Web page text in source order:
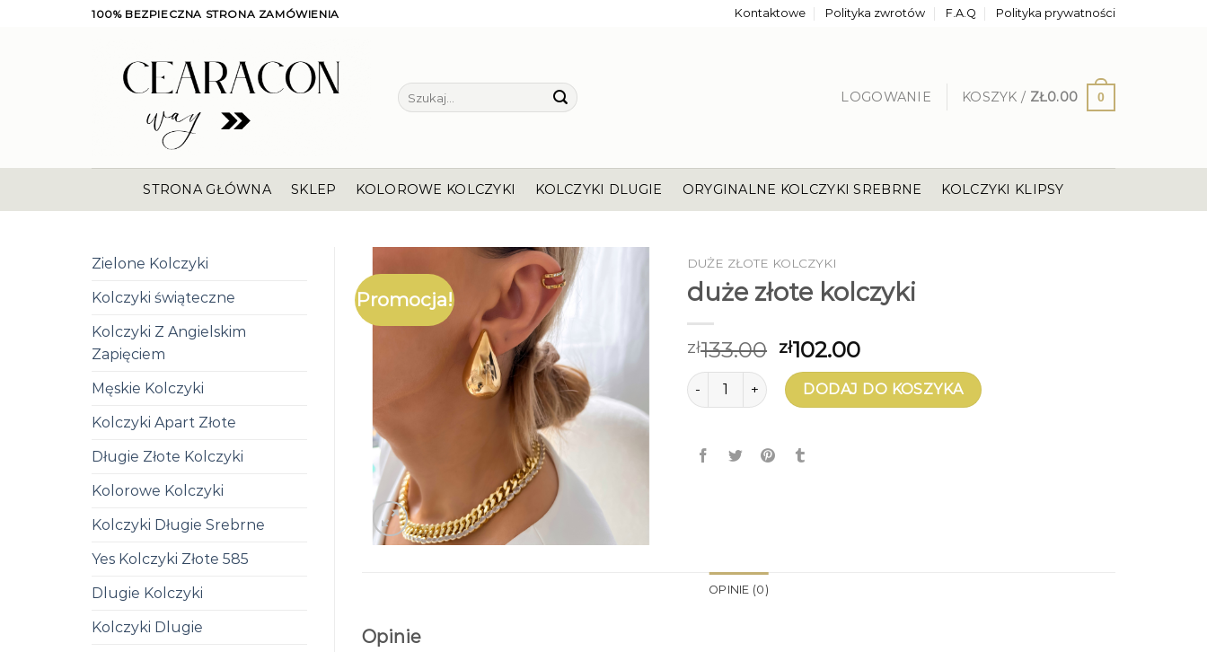
100% BEZPIECZNA STRONA ZAMÓWIENIA Kontaktowe Polityka zwrotów F.A.Q Polityka prywatności
Szukaj: LOGOWANIE KOSZYK / ZŁ0.00 0
STRONA GŁÓWNA SKLEP KOLOROWE KOLCZYKI KOLCZYKI DLUGIE ORYGINALNE KOLCZYKI SREBRNE KOLCZYKI KLIPSY
Zielone Kolczyki
Kolczyki świąteczne
Kolczyki Z Angielskim
Zapięciem
Męskie Kolczyki
Kolczyki Apart Złote
Długie Złote Kolczyki
Kolorowe Kolczyki
Kolczyki Długie Srebrne
Yes Kolczyki Złote 585
Dlugie Kolczyki
Kolczyki Dlugie
Promocja!
DUŻE ZŁOTE KOLCZYKI
duże złote kolczyki
zł133.00 zł102.00
ilość duże złote kolczykiDODAJ DO KOSZYKA
OPINIE (0)
Opinie